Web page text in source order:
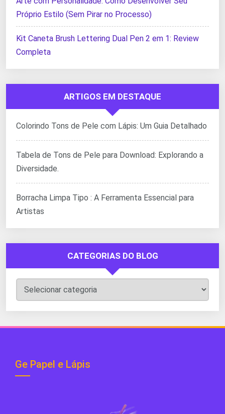
Próprio Estilo (Sem Pirar no Processo)
Kit Caneta Brush Lettering Dual Pen 2 em 1: Review
Completa
ARTIGOS EM DESTAQUE
Colorindo Tons de Pele com Lápis: Um Guia Detalhado
Tabela de Tons de Pele para Download: Explorando a
Diversidade.
Borracha Limpa Tipo : A Ferramenta Essencial para
Artistas
CATEGORIAS DO BLOG
Categorias
do
Blog
Ge Papel e Lápis